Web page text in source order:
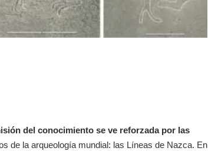
del conocimiento se ve reforzada por las
de la arqueología mundial: las Líneas de Nazca. En